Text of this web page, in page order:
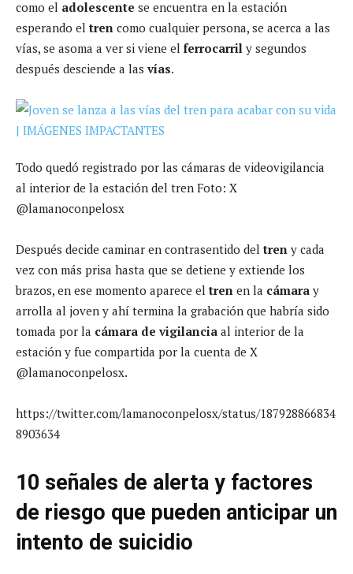
como el adolescente se encuentra en la estación
esperando el tren como cualquier persona, se acerca a las
vías, se asoma a ver si viene el ferrocarril y segundos
después desciende a las vías.
Todo quedó registrado por las cámaras de videovigilancia
al interior de la estación del tren Foto: X
@lamanoconpelosx
Después decide caminar en contrasentido deltren y cada
vez con más prisa hasta que se detiene y extiende los
brazos, en ese momento aparece el tren en la cámara y
arrolla al joven y ahí termina la grabación que habría sido
tomada por la cámara de vigilancia al interior de la
estación y fue compartida por la cuenta de X
@lamanoconpelosx.
https://twitter.com/lamanoconpelosx/status/187928866834
8903634
10 señales de alerta y factores
de riesgo que pueden anticipar un
intento de suicidio